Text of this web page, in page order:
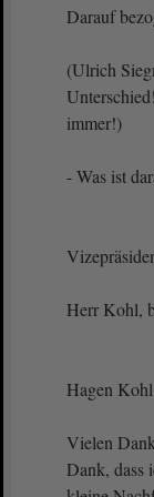
Darauf
(Ulrich
immer!)
- Was ist
Herr Kohl,
Hagen
Vielen
Dank, dass